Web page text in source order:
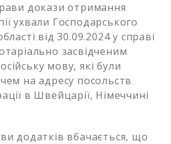
докази отримання
ухвали Господарського
від 30.09.2024 у справі
засвідченим
мову, які були
на адресу посольств
в Швейцарії, Німеччині
додатків вбачається, що